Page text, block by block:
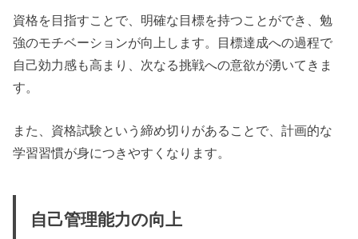
資格を目指すことで、明確な目標を持つことができ、勉
強のモチベーションが向上します。目標達成への過程で
自己効力感も高まり、次なる挑戦への意欲が湧いてきま
す。
また、資格試験という締め切りがあることで、計画的な
学習習慣が身につきやすくなります。
自己管理能力の向上